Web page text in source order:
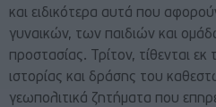
και ειδικότερα αυτά που
γυναικών, των παιδιών και
προστασίας. Τρίτον, τίθενται
ιστορίας και δράσης του
γεωπολιτικά ζητήματα που